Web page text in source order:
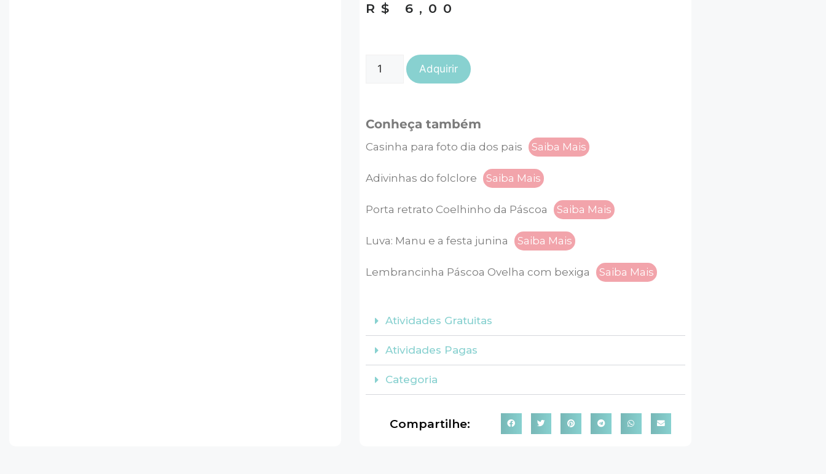
R$ 6,00
Adquirir
Conheça também
Casinha para foto dia dos pais Saiba Mais
Adivinhas do folclore Saiba Mais
Porta retrato Coelhinho da Páscoa Saiba Mais
Luva: Manu e a festa junina Saiba Mais
Lembrancinha Páscoa Ovelha com bexiga Saiba Mais
Atividades Gratuitas
Atividades Pagas
Categoria
Compartilhe: